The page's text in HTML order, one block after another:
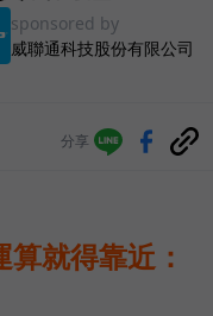
sponsored by
威聯通科技股份有限公司
分享
就得靠近：